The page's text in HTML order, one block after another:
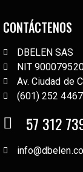
CONTÁCTENOS
DBELEN SAS
NIT
Av. Ciudad de
(601) 252 4467
57 312